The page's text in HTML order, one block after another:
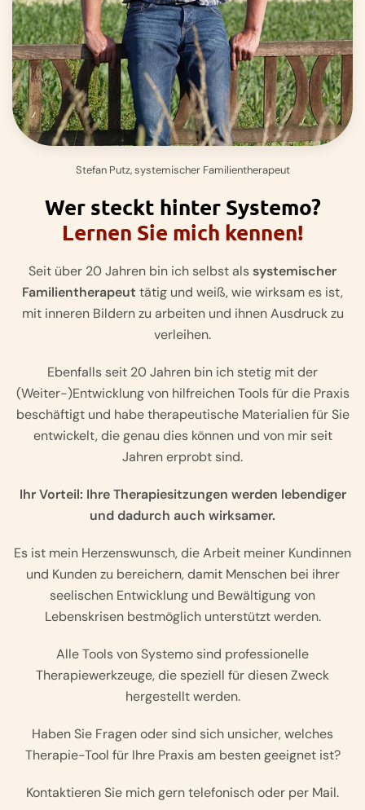
Stefan Putz, systemischer Familientherapeut
Wer steckt hinter Systemo?
Lernen Sie mich kennen!
Seit über 20 Jahren bin ich selbst alssystemischer
Familientherapeut tätig und weiß, wie wirksam es ist,
mit inneren Bildern zu arbeiten und ihnen Ausdruck zu
verleihen.
Ebenfalls seit 20 Jahren bin ich stetig mit der
(Weiter-)Entwicklung von hilfreichen Tools für die Praxis
beschäftigt und habe therapeutische Materialien für Sie
entwickelt, die genau dies können und von mir seit
Jahren erprobt sind.
Ihr Vorteil: Ihre Therapiesitzungen werden lebendiger
und dadurch auch wirksamer.
Es ist mein Herzenswunsch, die Arbeit meiner Kundinnen
und Kunden zu bereichern, damit Menschen bei ihrer
seelischen Entwicklung und Bewältigung von
Lebenskrisen bestmöglich unterstützt werden.
Alle Tools von Systemo sind professionelle
Therapiewerkzeuge, die speziell für diesen Zweck
hergestellt werden.
Haben Sie Fragen oder sind sich unsicher, welches
Therapie-Tool für Ihre Praxis am besten geeignet ist?
Kontaktieren Sie mich gern telefonisch oder per Mail.